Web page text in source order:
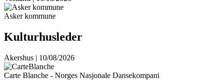
Asker kommune
Kulturhusleder
Akershus | 10/08/2026
Carte Blanche - Norges Nasjonale Dansekompani